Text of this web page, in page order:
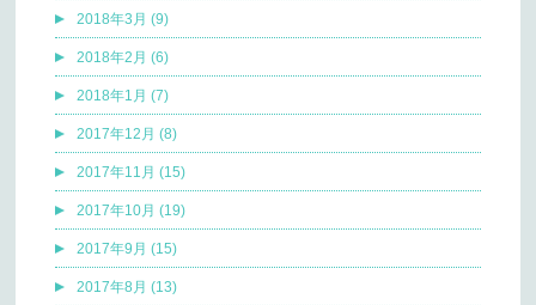
2018年3月 (9)
2018年2月 (6)
2018年1月 (7)
2017年12月 (8)
2017年11月 (15)
2017年10月 (19)
2017年9月 (15)
2017年8月 (13)